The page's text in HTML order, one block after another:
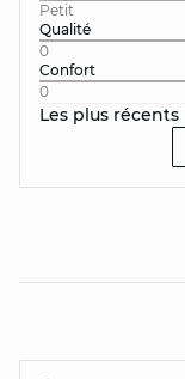
Petit
Qualité
0
Confort
0
Les plus récents